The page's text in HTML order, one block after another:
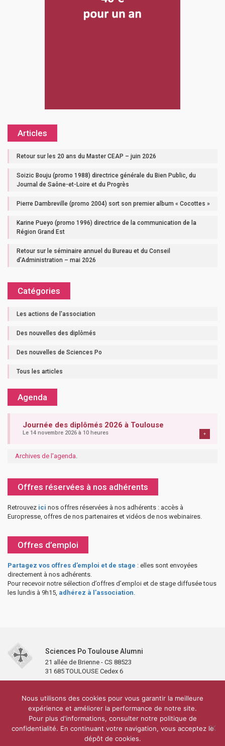
Articles
Retour sur les 20 ans du Master CEAP – juin 2026
Soizic Bouju (promo 1988) directrice générale du Bien Public, du
Journal de Saône-et-Loire et du Progrès
Pierre Dambreville (promo 2004) sort son premier album « Cocottes »
Karine Pueyo (promo 1996) directrice de la communication de la
Région Grand Est
Retour sur le séminaire annuel du Bureau et du Conseil
d’Administration – mai 2026
Catégories
Les actions de l'association
Des nouvelles des diplômés
Des nouvelles de Sciences Po
Tous les articles
Agenda
Journée des diplômés 2026 à Toulouse
Le 14 novembre 2026 à 10 heures +
Archives de l'agenda.
Offres réservées à nos adhérents
Retrouvez ici nos offres réservées à nos adhérents : accès à
Europresse, offres de nos partenaires et vidéos de nos webinaires.
Offres d’emploi
Partagez vos offres d’emploi et de stage : elles sont envoyées
directement à nos adhérents.
Pour recevoir notre sélection d’offres d’emploi et de stage diffusée tous
les lundis à 9h15, adhérez à l’association.
Sciences Po Toulouse Alumni
21 allée de Brienne - CS 88523
31 685 TOULOUSE Cedex 6
Partenaires et soutiens
Lettre d’information
Réseaux sociaux
Sciences Po Toulouse
Carré Alumni de la bibliothèque de Sciences Po Toulouse
10 000 diplômés
Réseau ScPo
Mentions légales Politique de confidentialité
Plan du site
Nous utilisons des cookies pour vous garantir la meilleure
expérience et améliorer la performance de notre site.
Pour plus d'informations, consulter notre politique de
confidentialité. En continuant votre navigation, vous acceptez le
dépôt de cookies.